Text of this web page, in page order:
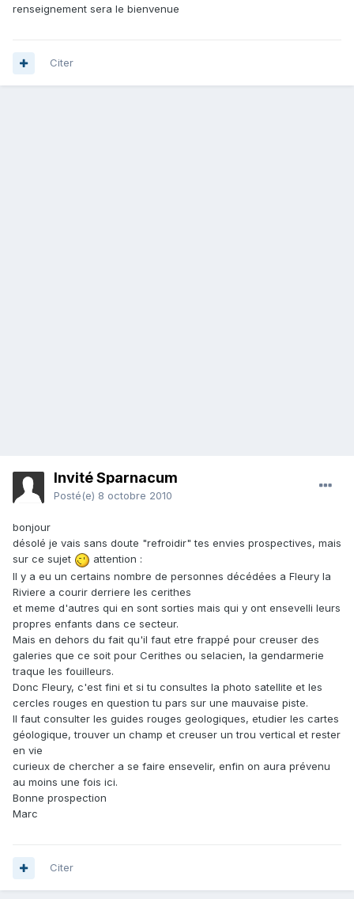
renseignement sera le bienvenue
Citer
Invité Sparnacum
Posté(e) 8 octobre 2010
bonjour
désolé je vais sans doute "refroidir" tes envies prospectives, mais
sur ce sujet
attention :
Il y a eu un certains nombre de personnes décédées a Fleury la
Riviere a courir derriere les cerithes
et meme d'autres qui en sont sorties mais qui y ont ensevelli leurs
propres enfants dans ce secteur.
Mais en dehors du fait qu'il faut etre frappé pour creuser des
galeries que ce soit pour Cerithes ou selacien, la gendarmerie
traque les fouilleurs.
Donc Fleury, c'est fini et si tu consultes la photo satellite et les
cercles rouges en question tu pars sur une mauvaise piste.
Il faut consulter les guides rouges geologiques, etudier les cartes
géologique, trouver un champ et creuser un trou vertical et rester
en vie
curieux de chercher a se faire ensevelir, enfin on aura prévenu
au moins une fois ici.
Bonne prospection
Marc
Citer